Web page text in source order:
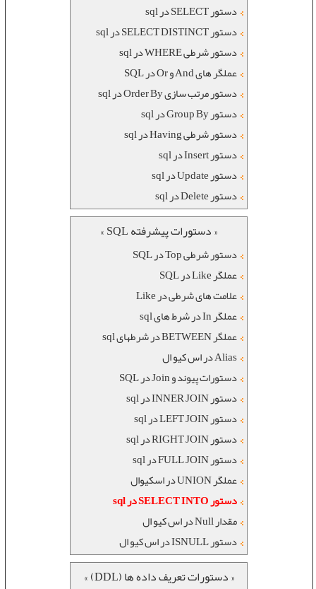
دستور SELECT در sql
دستور SELECT DISTINCT در sql
دستور شرطی WHERE در sql
عملگر های And و Or در SQL
دستور مرتب سازی Order By در sql
دستور Group By در sql
دستور شرطی Having در sql
دستور Insert در sql
دستور Update در sql
دستور Delete در sql
« دستورات پیشرفته SQL »
دستور شرطی Top در SQL
عملگر Like در SQL
علامت های شرطی در Like
عملگر In در شرط های sql
عملگر BETWEEN در شرطهای sql
Alias در اس کیو ال
دستورات پیوند و Join در SQL
دستور INNER JOIN در sql
دستور LEFT JOIN در sql
دستور RIGHT JOIN در sql
دستور FULL JOIN در sql
عملگر UNION در اسکیوال
دستور SELECT INTO در sql
مقدار Null در اس کیو ال
دستور ISNULL در اس کیو ال
« دستورات تعریف داده ها (DDL) »